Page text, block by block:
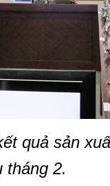
quả sản
tháng 2.